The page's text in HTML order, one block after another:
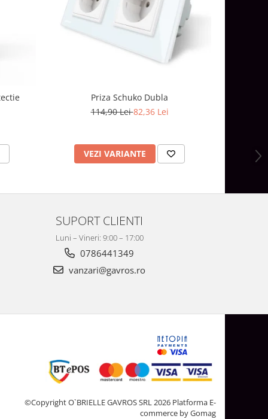
Priza Schuko Dubla
114,90 Lei82,36 Lei
VEZI VARIANTE
SUPORT CLIENTI
Luni – Vineri: 9:00 – 17:00
0786441349
vanzari@gavros.ro
©Copyright O`BRIELLE GAVROS SRL 2026 Platforma E-
commerce by Gomag